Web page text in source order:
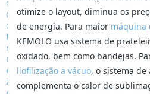
otimize o layout, diminua os
de energia. Para maior máquina
KEMOLO usa sistema de
oxidado, bem como bandejas.
liofilização a vácuo, o sistema
complementa o calor de